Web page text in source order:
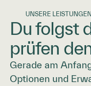
UNSERE LEISTUNGEN
Du folgst
prüfen
Gerade am
Optionen und